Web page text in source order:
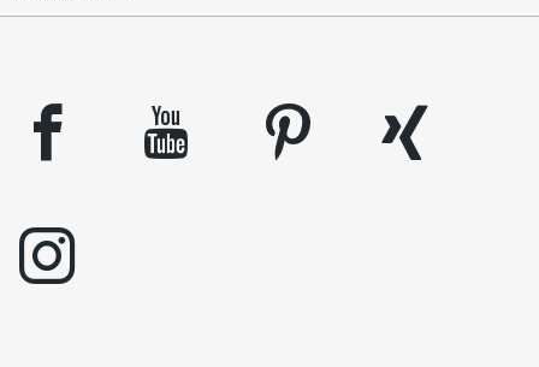
facebook youtube pinterest
xing
instagram